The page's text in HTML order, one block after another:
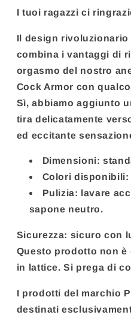
I tuoi ragazzi ci
Il design rivoluzionario
combina i vantaggi di
orgasmo del nostro
Cock Armor con
Sì, abbiamo aggiunto
tira delicatamente
ed eccitante
Dimensioni:
Colori disponibili:
Pulizia: lavare
sapone neutro.
Sicurezza: sicuro con
Questo prodotto non
in lattice. Si prega di
I prodotti del marchio
destinati